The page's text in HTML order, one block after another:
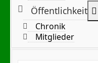
Öffentlichkeit
Chronik
Mitglieder